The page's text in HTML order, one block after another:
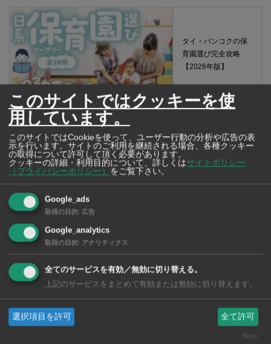
タイ・バンコクの保
育園選び完全攻略
【2026年版】
タイ・バンコクの日
略【2026年版】
バンコクの歯医者さ
ん 2026年版
このサイトではクッキーを使
用しています。
このサイトではCookieを使って、ユーザー行動の分析や広告の表
示を行います。サイトのご利用を継続される場合、各種クッキー
の取得について許可して頂く必要があります。
クッキーの詳細・利用目的について、詳しくはサイトポリシー
（プライバシーポリシー）
をご覧下さい。
Google_ads
取得の目的: 広告
Google_analytics
取得の目的: アナリティクス
全てのサービスを有効／無効に切り替える。
上記のサービスをまとめて有効または無効に切り替えます。
選択項目を許可 全て許可
Klaro